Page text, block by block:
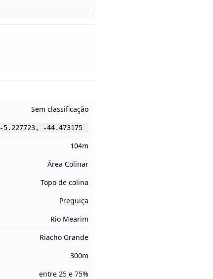
Sem classificação
-5.227723, -44.473175
104m
Área Colinar
Topo de colina
Preguiça
Rio Mearim
Riacho Grande
300m
entre 25 e 75%